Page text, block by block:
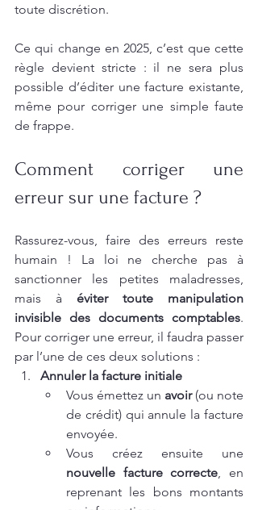
toute discrétion.
Ce qui change en 2025, c’est que cette
règle devient stricte : il ne sera plus
possible d’éditer une facture existante,
même pour corriger une simple faute
de frappe.
Comment corriger une
erreur sur une facture ?
Rassurez-vous, faire des erreurs reste
humain ! La loi ne cherche pas à
sanctionner les petites maladresses,
mais à éviter toute manipulation
invisible des documents comptables.
Pour corriger une erreur, il faudra passer
par l’une de ces deux solutions :
Annuler la facture initiale
Vous émettez un avoir (ou note
de crédit) qui annule la facture
envoyée.
nouvelle facture correcte, en
reprenant les bons montants